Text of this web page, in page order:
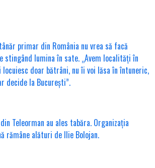
primar din România nu vrea să facă
stingând lumina în sate. „Avem localități în
locuiesc doar bătrâni, nu îi voi lăsa în întuneric,
decide la București”.
Teleorman au ales tabăra. Organizația
rămâne alături de Ilie Bolojan.